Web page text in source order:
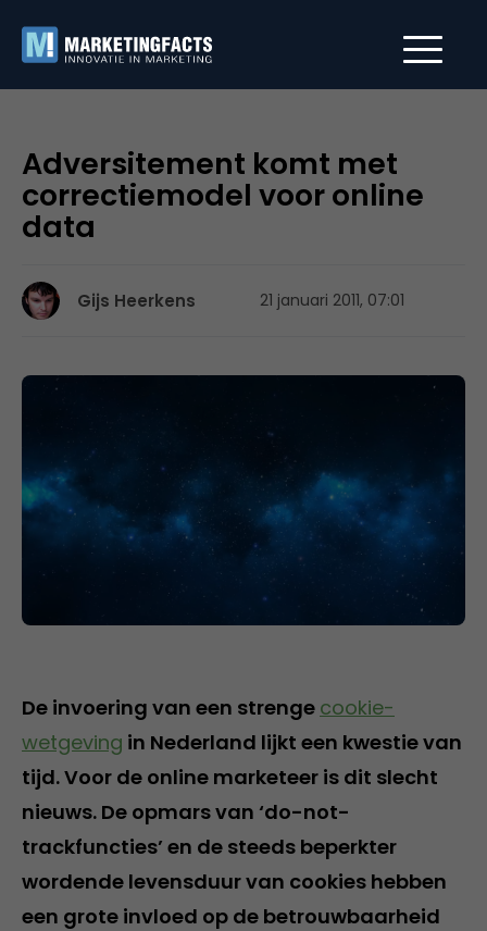
Adversitement komt met
correctiemodel voor online
data
Gijs Heerkens 21 januari 2011, 07:01
De invoering van een strenge cookie-
wetgeving in Nederland lijkt een kwestie van
tijd. Voor de online marketeer is dit slecht
nieuws. De opmars van ‘do-not-
trackfuncties’ en de steeds beperkter
wordende levensduur van cookies hebben
een grote invloed op de betrouwbaarheid